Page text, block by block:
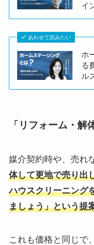
イ
あわせて読みたい
ホ
る
ル
「リフォーム・解
媒介契約時や、売れ
体して更地で売り出
ハウスクリーニング
ましょう」という提
これも価格と同じで、